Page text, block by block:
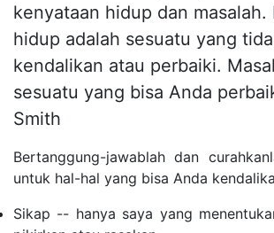
kenyataan hidup dan masalah.
hidup adalah sesuatu yang
kendalikan atau perbaiki.
sesuatu yang bisa Anda
Smith
Bertanggung-jawablah dan
untuk hal-hal yang bisa Anda
Sikap -- hanya saya yang